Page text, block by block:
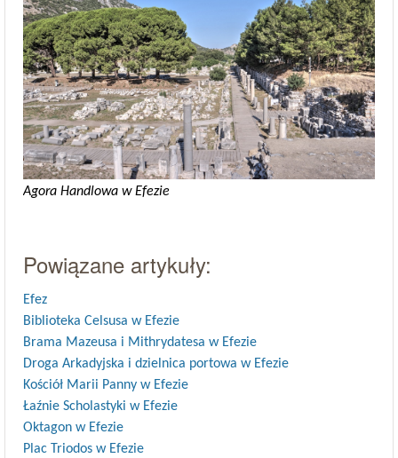
Agora Handlowa w Efezie
Powiązane artykuły:
Efez
Biblioteka Celsusa w Efezie
Brama Mazeusa i Mithrydatesa w Efezie
Droga Arkadyjska i dzielnica portowa w Efezie
Kościół Marii Panny w Efezie
Łaźnie Scholastyki w Efezie
Oktagon w Efezie
Plac Triodos w Efezie